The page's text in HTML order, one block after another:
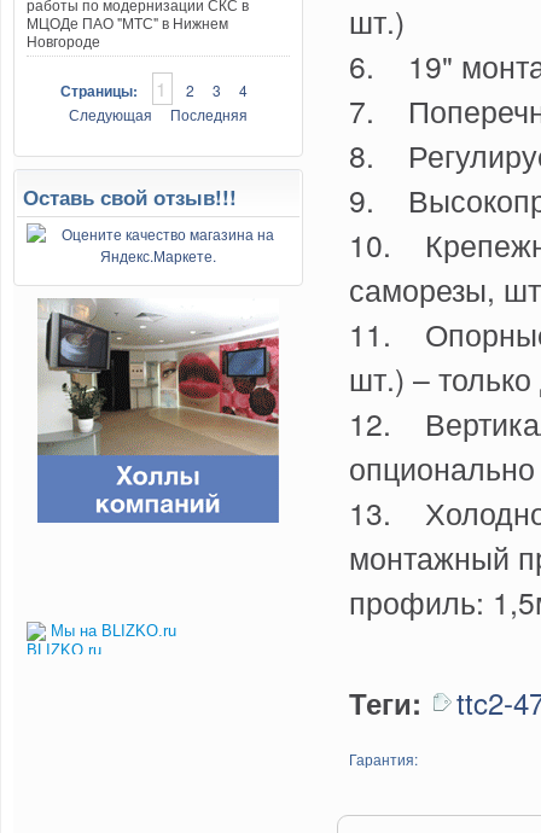
работы по модернизации СКС в
МЦОДе ПАО "МТС" в Нижнем
Новгороде
Страницы: 1 2 3
4
Следующая
Последняя
Оставь свой отзыв!!!
Мы на BLIZKO.ru
шт.)
6. 19"
7.
8.
9.
10.
саморезы,
11.
шт.) –
12.
13.
монтажный
профиль:
Теги: ttc2-
Гарантия: